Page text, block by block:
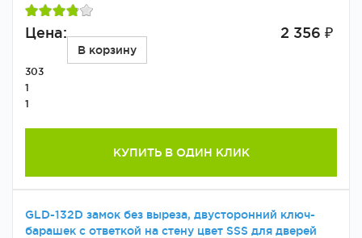
Цена: 2 356 ₽
В корзину
303
1
1
КУПИТЬ В ОДИН КЛИК
GLD-132D замок без выреза, двусторонний ключ-
барашек с ответкой на стену цвет SSS для дверей